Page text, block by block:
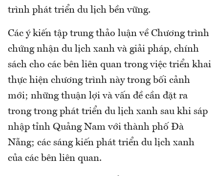
trình phát triển du lịch bền vững.
Các ý kiến tập trung thảo luận về Chương trình
chứng nhận du lịch xanh và giải pháp, chính
sách cho các bên liên quan trong việc triển khai
thực hiện chương trình này trong bối cảnh
mới; những thuận lợi và vấn đề cần đặt ra
trong trong phát triển du lịch xanh sau khi sáp
nhập tỉnh Quảng Nam với thành phố Đà
Nẵng; các sáng kiến phát triển du lịch xanh
của các bên liên quan.